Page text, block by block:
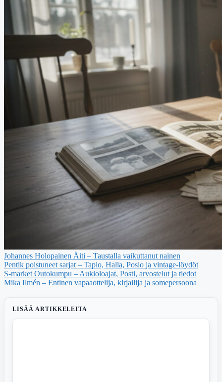
Johannes Holopainen Äiti – Taustalla vaikuttanut nainen
Pentik poistuneet sarjat – Tapio, Halla, Posio ja vintage-löydöt
S-market Outokumpu – Aukioloajat, Posti, arvostelut ja tiedot
Mika Ilmén – Entinen vapaaottelija, kirjailija ja somepersoona
LISÄÄ ARTIKKELEITA